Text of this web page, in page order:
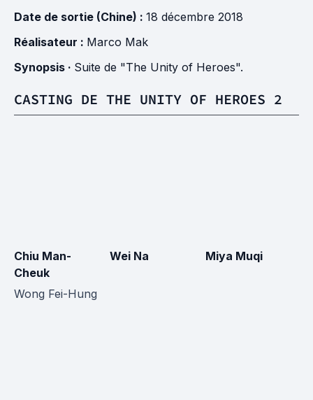
Date de sortie (Chine) : 18 décembre 2018
Réalisateur : Marco Mak
Synopsis · Suite de "The Unity of Heroes".
CASTING DE THE UNITY OF HEROES 2
Chiu Man-
Cheuk
Wong Fei-Hung
Wei Na Miya Muqi